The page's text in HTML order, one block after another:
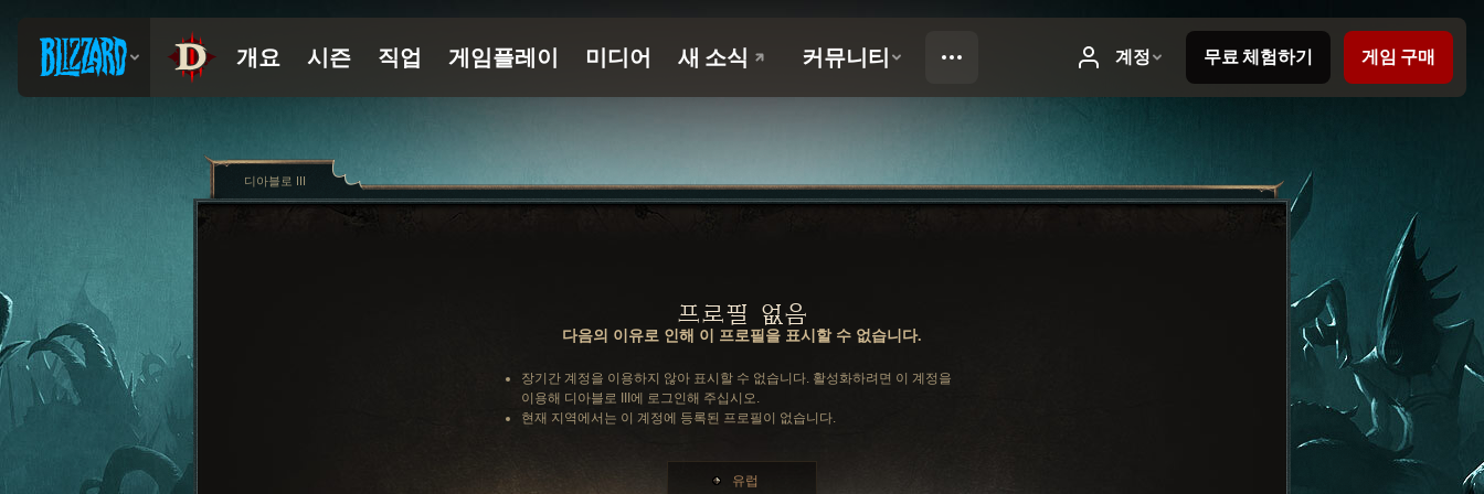
프로필 없음
다음의 이유로 인해 이 프로필을 표시할 수 없습니다.
장기간 계정을 이용하지 않아 표시할 수 없습니다. 활성화하려면 이 계정을
이용해 디아블로 III에 로그인해 주십시오.
현재 지역에서는 이 계정에 등록된 프로필이 없습니다.
유럽
디아블로 III